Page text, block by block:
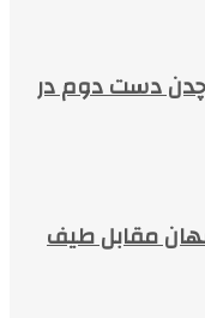
چدن دست دوم در
مقابل طیف